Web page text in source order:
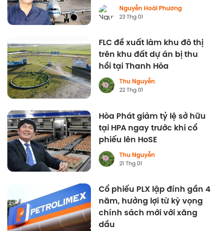
Nguyễn Hoài Phương
23 Thg 01
FLC đề xuất làm khu đô thị
trên khu đất dự án bị thu
hồi tại Thanh Hóa
Thu Nguyễn
22 Thg 01
Hòa Phát giảm tỷ lệ sở hữu
tại HPA ngay trước khi cổ
phiếu lên HoSE
Thu Nguyễn
21 Thg 01
Cổ phiếu PLX lập đỉnh gần 4
năm, hưởng lợi từ kỳ vọng
chính sách mới với xăng
dầu